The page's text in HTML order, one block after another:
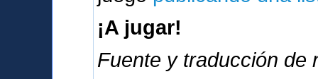
¡A jugar!
Fuente y traducción de